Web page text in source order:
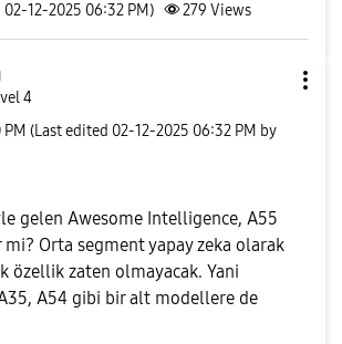
12-2025 06:32 PM) 279 Views
4
(Last edited ‎02-12-2025 06:32 PM by
gelen Awesome Intelligence, A55
Orta segment yapay zeka olarak
özellik zaten olmayacak. Yani
A54 gibi bir alt modellere de